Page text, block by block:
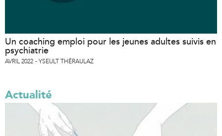
Un coaching emploi pour les jeunes adultes suivis en
psychiatrie
AVRIL 2022 YSEULT THÉRAULAZ
Actualité